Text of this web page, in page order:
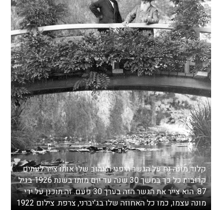
קלוד מונה נח על הגשר היפני האהוב שלו אותו צייר לעתים
קרובות כל כך במשך 30 שנה עד יום מותו בשנת 1926 בגיל
87. הוא צייר את הגשר הזה בערך 30 פעם. זה תוכנן על ידי
מונה עצמו, כמו כל האחוזה שלו בג'יברני, צרפת. צילום 1922